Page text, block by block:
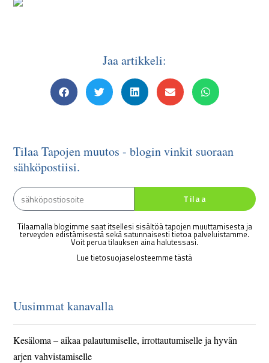
Jaa artikkeli:
Tilaa Tapojen muutos - blogin vinkit suoraan
sähköpostiisi.
Tilaa
Tilaamalla blogimme saat itsellesi sisältöä tapojen muuttamisesta ja
terveyden edistämisestä sekä satunnaisesti tietoa palveluistamme.
Voit perua tilauksen aina halutessasi.
Lue tietosuojaselosteemme tästä
Uusimmat kanavalla
Kesäloma – aikaa palautumiselle, irrottautumiselle ja hyvän
arjen vahvistamiselle